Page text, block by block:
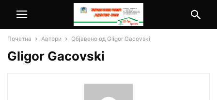
Почетна Автори Објавено од Gligor Gacovski
Gligor Gacovski